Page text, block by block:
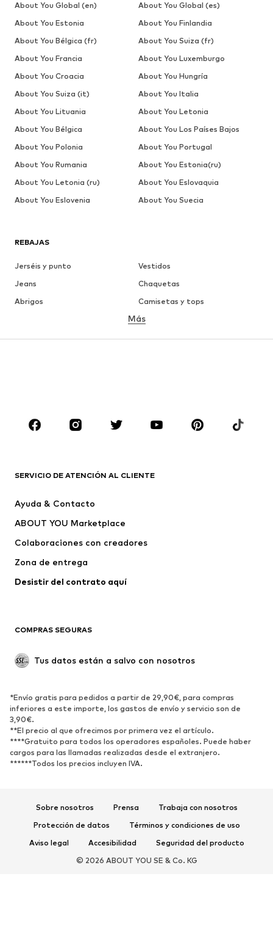
REBAJAS
Jerséis y punto
Vestidos
Jeans
Chaquetas
Abrigos
Camisetas y tops
Ropa interior
Faldas
Blusas y camisas
Zapatos
Deporte
Vestidos
Camisetas y tops
Chaquetas
Jerséis y punto
Ropa interior
Abrigos
Tallas grandes
Reciclado
ZAPATOS
Nuevo
Zapatillas de deporte
Botines
Zapatos de tacón y plataforma Botas
Zapatillas de casa
Exclusivo
Más
SERVICIO DE ATENCIÓN AL CLIENTE
Ayuda & Contacto
ABOUT YOU Marketplace
Colaboraciones con creadores
Zona de entrega
Desistir del contrato aquí
COMPRAS SEGURAS
Tus datos están a salvo con nosotros
*Envío gratis para pedidos a partir de 29,90€, para compras
inferiores a este importe, los gastos de envío y servicio son de
3,90€.
**El precio al que ofrecimos por primera vez el artículo.
****Gratuito para todos los operadores españoles. Puede haber
cargos para las llamadas realizadas desde el extranjero.
******Todos los precios incluyen IVA.
Sobre nosotros Prensa
Trabaja con nosotros
Protección de datos
Términos y condiciones de uso
Aviso legal
Accesibilidad
Seguridad del producto
© 2026 ABOUT YOU SE & Co. KG
About You Global (en)
About You Global (es)
About You Estonia
About You Finlandia
About You Bélgica (fr)
About You Suiza (fr)
About You Francia
About You Luxemburgo
About You Croacia
About You Hungría
About You Suiza (it)
About You Italia
About You Lituania
About You Letonia
About You Bélgica
About You Los Países Bajos
About You Polonia
About You Portugal
About You Rumania
About You Estonia(ru)
About You Letonia (ru)
About You Eslovaquia
About You Eslovenia
About You Suecia